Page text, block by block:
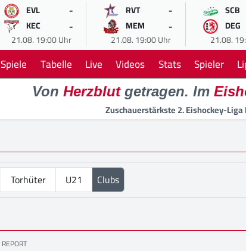
EVL -
KEC -
21.08. 19:00 Uhr
RVT -
MEM -
21.08. 19:00 Uhr
SCB
DEG
21.08.
Spiele Tabelle Live Videos Stats Spieler
Von Herzblutgetragen. Im
Zuschauerstärkste 2. Eishockey-Liga
Torhüter U21 Clubs
REPORT